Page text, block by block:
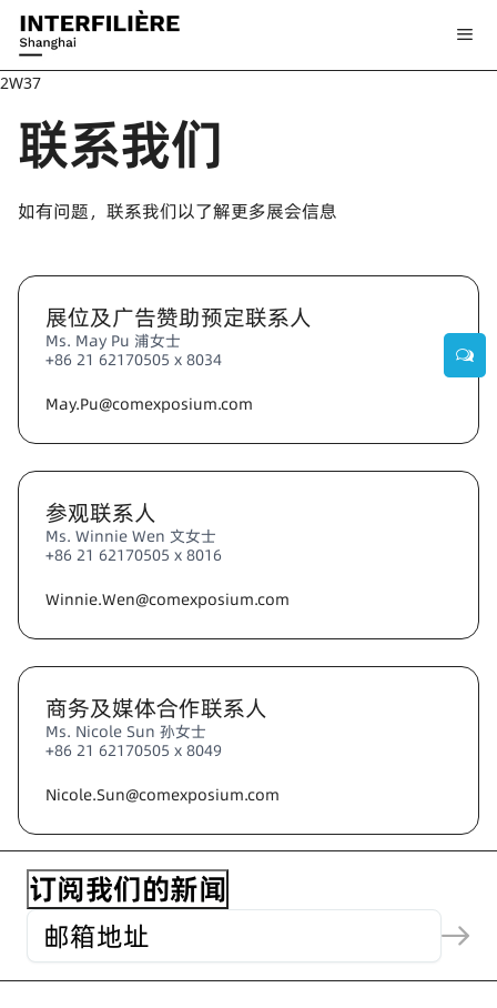
2W37
联系我们
如有问题，联系我们以了解更多展会信息
展位及广告赞助预定联系人
Ms. May Pu 浦女士
+86 21 62170505 x 8034
May.Pu@comexposium.com
参观联系人
Ms. Winnie Wen 文女士
+86 21 62170505 x 8016
Winnie.Wen@comexposium.com
商务及媒体合作联系人
Ms. Nicole Sun 孙女士
+86 21 62170505 x 8049
Nicole.Sun@comexposium.com